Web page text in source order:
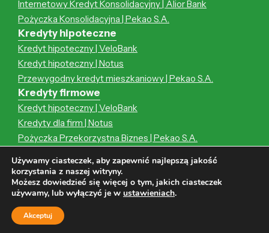
Internetowy Kredyt Konsolidacyjny | Alior Bank
Pożyczka Konsolidacyjna | Pekao S.A.
Kredyty hipoteczne
Kredyt hipoteczny | VeloBank
Kredyt hipoteczny | Notus
Przewygodny kredyt mieszkaniowy | Pekao S.A.
Kredyty firmowe
Kredyt hipoteczny | VeloBank
Kredyty dla firm | Notus
Pożyczka Przekorzystna Biznes | Pekao S.A.
Przewygodny kredyt mieszkaniowy | Pekao S.A.
Wszystkie prawa zastrzeżone | Strona zawiera linki afiliacyjne |
Wykonanie strony:
Używamy ciasteczek, aby zapewnić najlepszą jakość
korzystania z naszej witryny.
Możesz dowiedzieć się więcej o tym, jakich ciasteczek
używamy, lub wyłączyć je w ustawieniach.
Akceptuj